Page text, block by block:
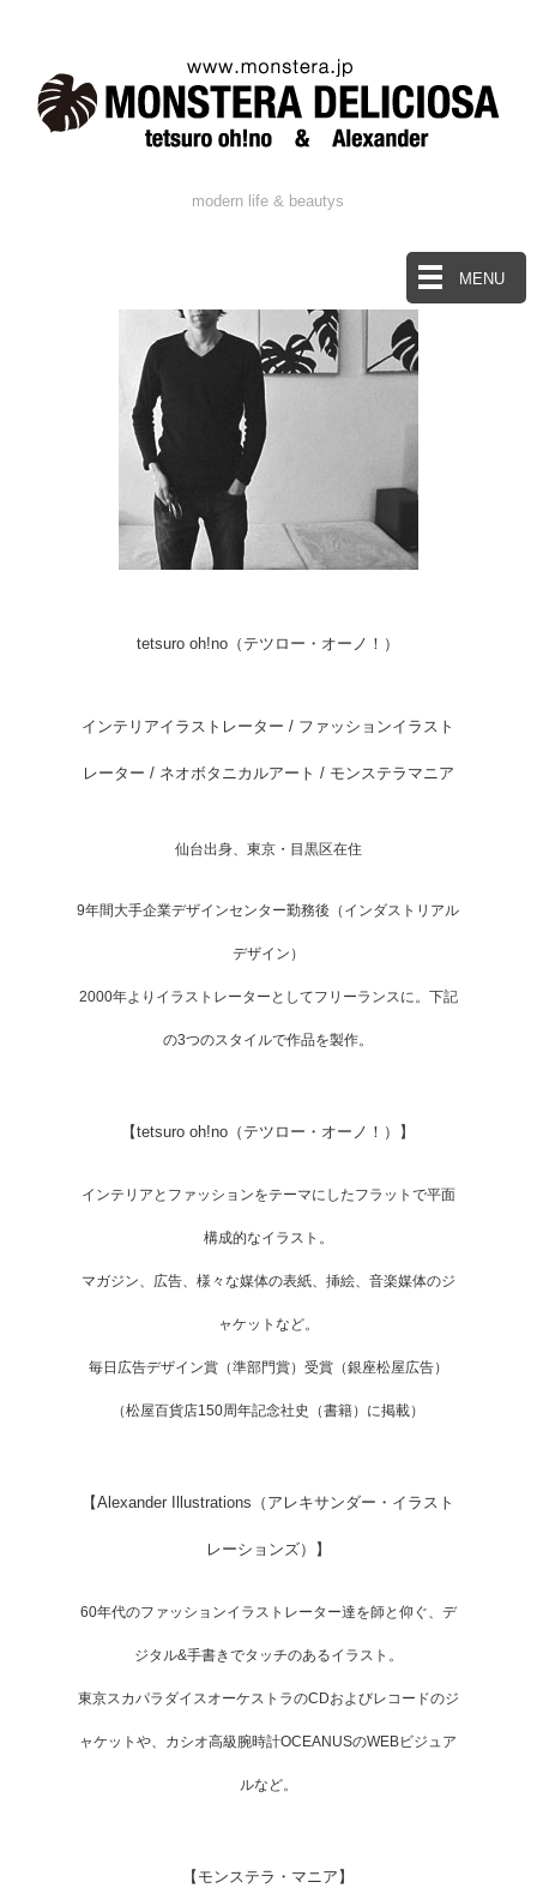
modern life & beautys
MENU
tetsuro oh!no（テツロー・オーノ！）
インテリアイラストレーター / ファッションイラスト
レーター / ネオボタニカルアート / モンステラマニア
仙台出身、東京・目黒区在住
9年間大手企業デザインセンター勤務後（インダストリアル
デザイン）
2000年よりイラストレーターとしてフリーランスに。下記
の3つのスタイルで作品を製作。
【tetsuro oh!no（テツロー・オーノ！）】
インテリアとファッションをテーマにしたフラットで平面
構成的なイラスト。
マガジン、広告、様々な媒体の表紙、挿絵、音楽媒体のジ
ャケットなど。
毎日広告デザイン賞（準部門賞）受賞（銀座松屋広告）
（松屋百貨店150周年記念社史（書籍）に掲載）
【Alexander Illustrations（アレキサンダー・イラスト
レーションズ）】
60年代のファッションイラストレーター達を師と仰ぐ、デ
ジタル&手書きでタッチのあるイラスト。
東京スカパラダイスオーケストラのCDおよびレコードのジ
ャケットや、カシオ高級腕時計OCEANUSのWEBビジュア
ルなど。
【モンステラ・マニア】